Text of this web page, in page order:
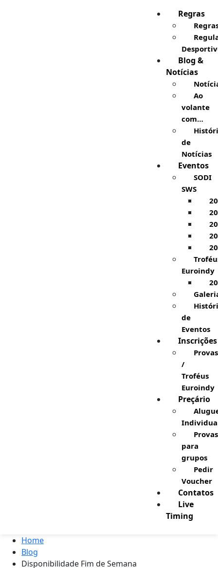
Regras
Blog &
Notícias
Ao
volante
com…
de
Notícias
Eventos
SODI
SWS
Euroindy
de
Eventos
Inscrições
Provas
/
Troféus
Euroindy
Preçário
Provas
para
grupos
Pedir
Voucher
Contatos
Live
Timing
Home
Blog
Disponibilidade Fim de Semana